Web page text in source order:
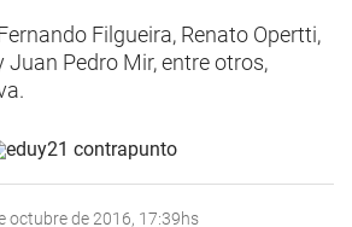
Filgueira, Renato Opertti,
Juan Pedro Mir, entre otros,
octubre de 2016, 17:39hs